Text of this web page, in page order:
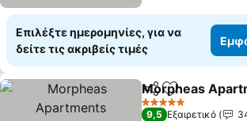
Επιλέξτε ημερομηνίες, για να
δείτε τις ακριβείς τιμές
Κοινοποίηση
Προσθήκη
Morpheas
5 Αστέρια
9,5 Εξαιρετικό